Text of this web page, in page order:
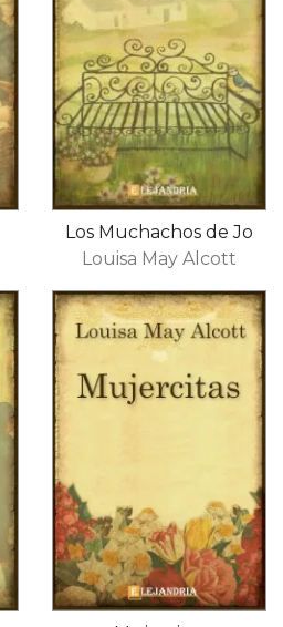
Los Muchachos de Jo
Louisa May Alcott